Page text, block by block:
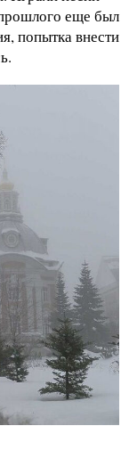
еще был
попытка внести